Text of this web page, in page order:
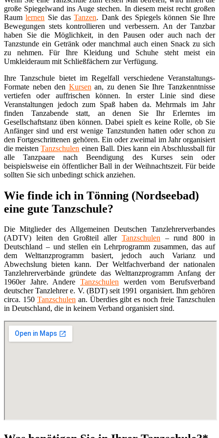
große Spiegelwand ins Auge stechen. In diesem meist recht großen
Raumlernen Sie dasTanzen. Dank des Spiegels können Sie Ihre
Bewegungen stets kontrollieren und verbessern. An der Tanzbar
haben Sie die Möglichkeit, in den Pausen oder auch nach der
Tanzstunde ein Getränk oder manchmal auch einen Snack zu sich
zu nehmen. Für Ihre Kleidung und Schuhe steht meist ein
Umkleideraum mit Schließfächern zur Verfügung.
Ihre Tanzschule bietet im Regelfall verschiedene Veranstaltungs-
Formate neben den Kursen an, zu denen Sie Ihre Tanzkenntnisse
vertiefen oder auffrischen können. In erster Linie sind diese
Veranstaltungen jedoch zum Spaß haben da. Mehrmals im Jahr
finden Tanzabende statt, an denen Sie Ihr Erlerntes im
Gesellschaftstanz üben können. Dabei spielt es keine Rolle, ob Sie
Anfänger sind und erst wenige Tanzstunden hatten oder schon zu
den Fortgeschrittenen gehören. Ein oder zweimal im Jahr organisiert
die meistenTanzschulen einen Ball. Dies kann ein Abschlussball für
alle Tanzpaare nach Beendigung des Kurses sein oder
beispielsweise ein öffentlicher Ball in der Weihnachtszeit. Für beide
sollten Sie sich unbedingt schick anziehen.
Wie finde ich in Tönning (Nordseebad)
eine gute Tanzschule?
Die Mitglieder des Allgemeinen Deutschen Tanzlehrerverbandes
(ADTV) leiten den Großteil aller Tanzschulen– rund 800 in
Deutschland – und stellen ein Lehrprogramm zusammen, das auf
dem Welttanzprogramm basiert, jedoch auch Varianz und
Abwechslung bieten kann. Der Weltfachverband der nationalen
Tanzlehrerverbände gründete das Welttanzprogramm Anfang der
1960er Jahre. Andere Tanzschulen werden vom Berufsverband
deutscher Tanzlehrer e. V. (BDT) seit 1991 organisiert. Ihm gehören
circa. 150 Tanzschulenan. Überdies gibt es noch freie Tanzschulen
in Deutschland, die in keinem Verband organisiert sind.